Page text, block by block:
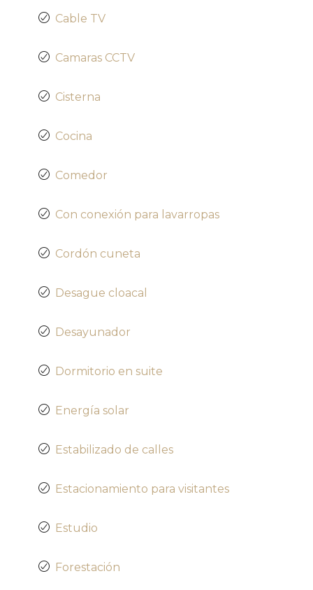
Cable TV
Camaras CCTV
Cisterna
Cocina
Comedor
Con conexión para lavarropas
Cordón cuneta
Desague cloacal
Desayunador
Dormitorio en suite
Energía solar
Estabilizado de calles
Estacionamiento para visitantes
Estudio
Forestación